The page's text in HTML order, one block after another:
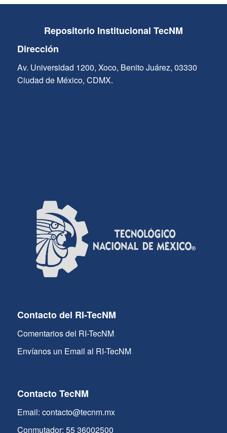
Repositorio Institucional TecNM
Dirección
Av. Universidad 1200, Xoco, Benito Juárez, 03330
Ciudad de México, CDMX.
Contacto del RI-TecNM
Comentarios del RI-TecNM
Envíanos un Email al RI-TecNM
Contacto TecNM
Email: contacto@tecnm.mx
Conmutador: 55 36002500